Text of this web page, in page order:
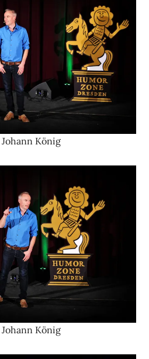
Johann König
Johann König